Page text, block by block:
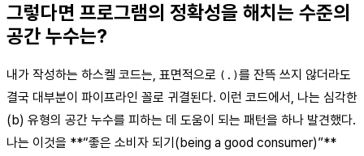
그렇다면 프로그램의 정확성을 해치는 수준의
공간 누수는?
내가 작성하는 하스켈 코드는, 표면적으로 (.) 를 잔뜩 쓰지 않더라도
결국 대부분이 파이프라인 꼴로 귀결된다. 이런 코드에서, 나는 심각한
(b) 유형의 공간 누수를 피하는 데 도움이 되는 패턴을 하나 발견했다.
나는 이것을 **“좋은 소비자 되기(being a good consumer)”**